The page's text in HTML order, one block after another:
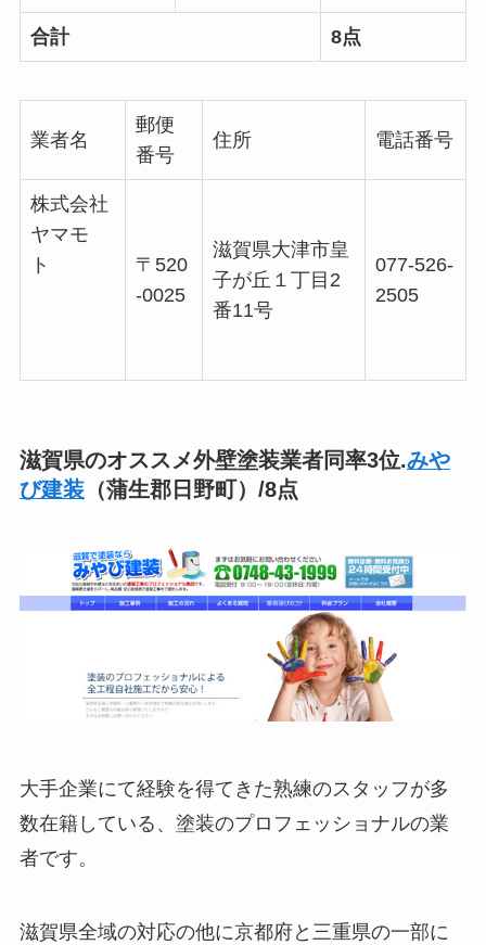
合計 8点
業者名
郵便
番号
住所 電話番号
株式会社
ヤマモ
ト
〒520
-0025
滋賀県大津市皇
子が丘１丁目2
番11号
077-526-
2505
滋賀県のオススメ外壁塗装業者同率3位.みや
び建装（蒲生郡日野町）/8点
大手企業にて経験を得てきた熟練のスタッフが多
数在籍している、塗装のプロフェッショナルの業
者です。
滋賀県全域の対応の他に京都府と三重県の一部に